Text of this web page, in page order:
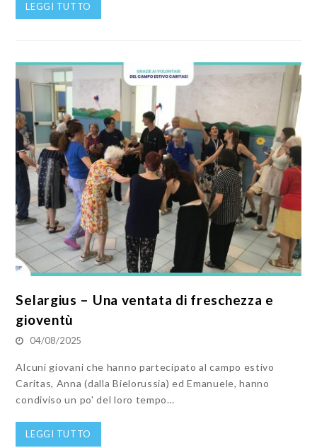
LEGGI TUTTO
Selargius – Una ventata di freschezza e
gioventù
04/08/2025
Alcuni giovani che hanno partecipato al campo estivo
Caritas, Anna (dalla Bielorussia) ed Emanuele, hanno
condiviso un po' del loro tempo…
LEGGI TUTTO